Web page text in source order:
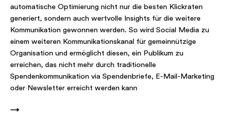
automatische Optimierung nicht nur die besten Klickraten
generiert, sondern auch wertvolle Insights für die weitere
Kommunikation gewonnen werden. So wird Social Media zu
einem weiteren Kommunikationskanal für gemeinnützige
Organisation und ermöglicht diesen, ein Publikum zu
erreichen, das nicht mehr durch traditionelle
Spendenkommunikation via Spendenbriefe, E-Mail-Marketing
oder Newsletter erreicht werden kann
→